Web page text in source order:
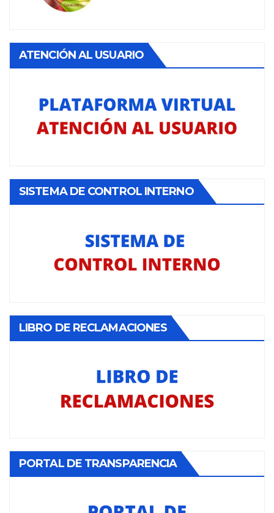
ATENCIÓN AL USUARIO
SISTEMA DE CONTROL INTERNO
LIBRO DE RECLAMACIONES
PORTAL DE TRANSPARENCIA